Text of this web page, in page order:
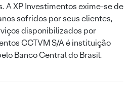
A XP Investimentos exime-se de
sofridos por seus clientes,
disponibilizados por
CCTVM S/A é instituição
Banco Central do Brasil.